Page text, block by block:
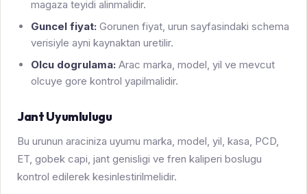
magaza teyidi alinmalidir.
Guncel fiyat: Gorunen fiyat, urun sayfasindaki schema
verisiyle ayni kaynaktan uretilir.
Olcu dogrulama: Arac marka, model, yil ve mevcut
olcuye gore kontrol yapilmalidir.
Jant Uyumlulugu
Bu urunun araciniza uyumu marka, model, yil, kasa, PCD,
ET, gobek capi, jant genisligi ve fren kaliperi boslugu
kontrol edilerek kesinlestirilmelidir.